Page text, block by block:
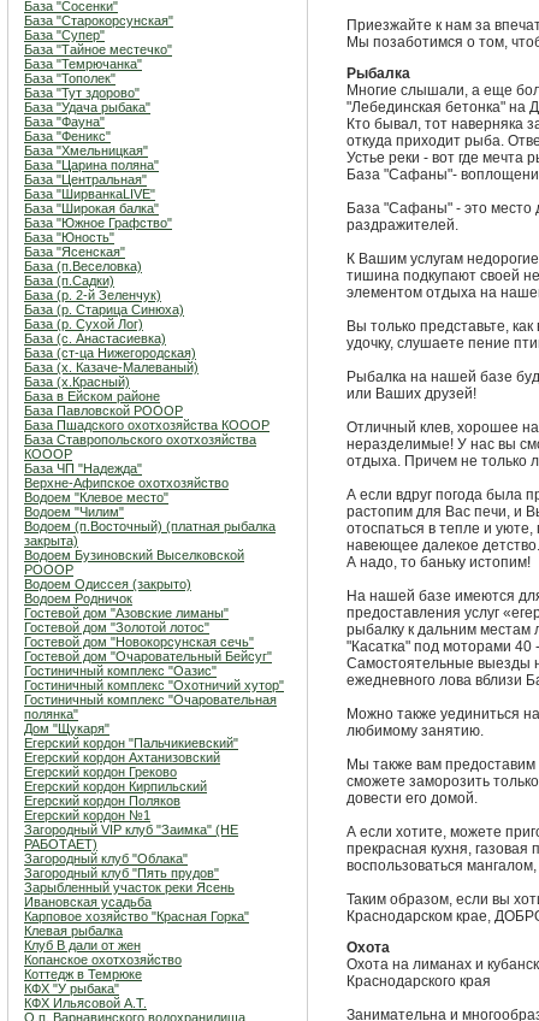
База "Сосенки"
База "Старокорсунская"
База "Супер"
База "Тайное местечко"
База "Темрючанка"
База "Тополек"
База "Тут здорово"
База "Удача рыбака"
База "Фауна"
База "Феникс"
База "Хмельницкая"
База "Царина поляна"
База "Центральная"
База "ШирванкаLIVE"
База "Широкая балка"
База "Южное Графство"
База "Юность"
База "Ясенская"
База (п.Веселовка)
База (п.Садки)
База (р. 2-й Зеленчук)
База (р. Старица Синюха)
База (р. Сухой Лог)
База (с. Анастасиевка)
База (ст-ца Нижегородская)
База (х. Казаче-Малеваный)
База (х.Красный)
База в Ейском районе
База Павловской РОООР
База Пшадского охотхозяйства КОООР
База Ставропольского охотхозяйства
КОООР
База ЧП "Надежда"
Верхне-Афипское охотхозяйство
Водоем "Клевое место"
Водоем "Чилим"
Водоем (п.Восточный) (платная рыбалка
закрыта)
Водоем Бузиновский Выселковской
РОООР
Водоем Одиссея (закрыто)
Водоем Родничок
Гостевой дом "Азовские лиманы"
Гостевой дом "Золотой лотос"
Гостевой дом "Новокорсунская сечь"
Гостевой дом "Очаровательный Бейсуг"
Гостиничный комплекс "Оазис"
Гостиничный комплекс "Охотничий хутор"
Гостиничный комплекс "Очаровательная
полянка"
Дом "Щукаря"
Егерский кордон "Пальчикиевский"
Егерский кордон Ахтанизовский
Егерский кордон Греково
Егерский кордон Кирпильский
Егерский кордон Поляков
Егерский кордон №1
Загородный VIP клуб "Заимка" (НЕ
РАБОТАЕТ)
Загородный клуб "Облака"
Загородный клуб "Пять прудов"
Зарыбленный участок реки Ясень
Ивановская усадьба
Карповое хозяйство "Красная Горка"
Клевая рыбалка
Клуб В дали от жен
Копанское охотхозяйство
Коттедж в Темрюке
КФХ "У рыбака"
КФХ Ильясовой А.Т.
О.п. Варнавинского водохранилища
Приезжайте к нам за
Мы позаботимся о том,
Рыбалка
Многие слышали, а еще
"Лебединская бетонка" на
Кто бывал, тот наверняка
откуда приходит рыба.
Устье реки - вот где мечта
База "Сафаны"-
База "Сафаны" - это место
раздражителей.
К Вашим услугам
тишина подкупают своей
элементом отдыха на
Вы только представьте,
удочку, слушаете пение
Рыбалка на нашей базе
или Ваших друзей!
Отличный клев, хорошее
неразделимые! У нас вы
отдыха. Причем не только
А если вдруг погода была
растопим для Вас печи, и
отоспаться в тепле и
навеющее далекое детство.
А надо, то баньку истопим!
На нашей базе имеются
предоставления услуг
рыбалку к дальним местам
"Касатка" под моторами 40
Самостоятельные выезды
ежедневного лова вблизи
Можно также уединиться
любимому занятию.
Мы также вам
сможете заморозить
довести его домой.
А если хотите, можете
прекрасная кухня,
воспользоваться
Таким образом, если вы
Краснодарском крае,
Охота
Охота на лиманах и
Краснодарского края
Занимательна и